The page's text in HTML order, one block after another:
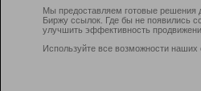
Мы предоставляем готовые решения
Биржу ссылок. Где бы не появились
улучшить эффективность
Используйте все возможности наших